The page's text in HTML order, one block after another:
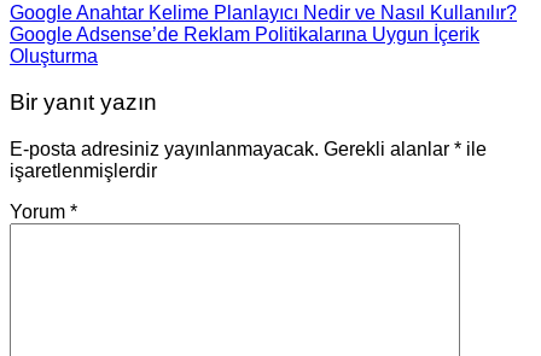
Google Anahtar Kelime Planlayıcı Nedir ve Nasıl Kullanılır?
Google Adsense’de Reklam Politikalarına Uygun İçerik
Oluşturma
Bir yanıt yazın
E-posta adresiniz yayınlanmayacak. Gerekli alanlar * ile
işaretlenmişlerdir
Yorum *